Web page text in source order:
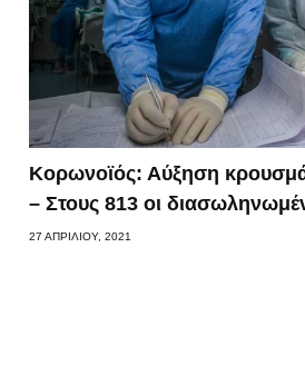
Κορωνοϊός: Αύξηση
– Στους 813 οι
27 ΑΠΡΙΛΊΟΥ, 2021